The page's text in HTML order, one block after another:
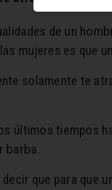
de un
mujeres es que
solamente te
últimos tiempos
barba.
que para que